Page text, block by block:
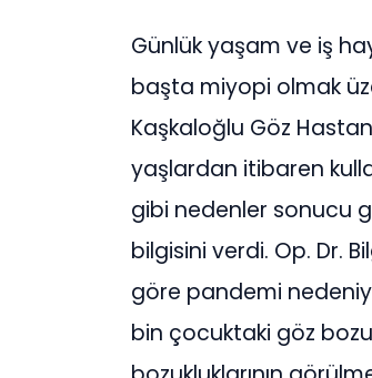
Günlük yaşam ve iş
başta miyopi olmak
Kaşkaloğlu Göz
yaşlardan itibaren
gibi nedenler sonucu
bilgisini verdi. Op. Dr.
göre pandemi
bin çocuktaki göz